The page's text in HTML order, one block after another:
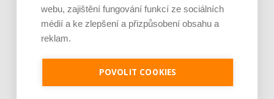
Rajčata, borůvky nebo ořechy. Potraviny,
které v létě pomáhají hormonům a ulevuj [...]
webu, zajištění fungování funkcí ze sociálních
médií a ke zlepšení a přizpůsobení obsahu a
reklam.
POVOLIT COOKIES